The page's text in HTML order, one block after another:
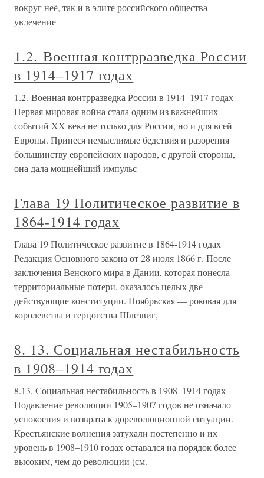
вокруг неё, так и в элите российского общества -
увлечение
1.2. Военная контрразведка России
в 1914–1917 годах
1.2. Военная контрразведка России в 1914–1917 годах
Первая мировая война стала одним из важнейших
событий XX века не только для России, но и для всей
Европы. Принеся немыслимые бедствия и разорения
большинству европейских народов, с другой стороны,
она дала мощнейший импульс
Глава 19 Политическое развитие в
1864-1914 годах
Глава 19 Политическое развитие в 1864-1914 годах
Редакция Основного закона от 28 июля 1866 г. После
заключения Венского мира в Дании, которая понесла
территориальные потери, оказалось целых две
действующие конституции. Ноябрьская — роковая для
королевства и герцогства Шлезвиг,
8. 13. Социальная нестабильность
в 1908–1914 годах
8.13. Социальная нестабильность в 1908–1914 годах
Подавление революции 1905–1907 годов не означало
успокоения и возврата к дореволюционной ситуации.
Крестьянские волнения затухали постепенно и их
уровень в 1908–1910 годах оставался на порядок более
высоким, чем до революции (см.